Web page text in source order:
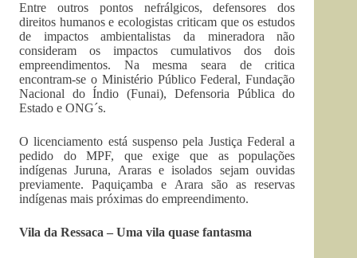
Entre outros pontos nefrálgicos, defensores dos
direitos humanos e ecologistas criticam que os estudos
de impactos ambientalistas da mineradora não
consideram os impactos cumulativos dos dois
empreendimentos. Na mesma seara de critica
encontram-se o Ministério Público Federal, Fundação
Nacional do Índio (Funai), Defensoria Pública do
Estado e ONG´s.
O licenciamento está suspenso pela Justiça Federal a
pedido do MPF, que exige que as populações
indígenas Juruna, Araras e isolados sejam ouvidas
previamente. Paquiçamba e Arara são as reservas
indígenas mais próximas do empreendimento.
Vila da Ressaca – Uma vila quase fantasma